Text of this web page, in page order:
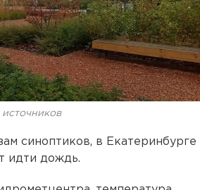
синоптиков, в Екатеринбурге
идти дождь.